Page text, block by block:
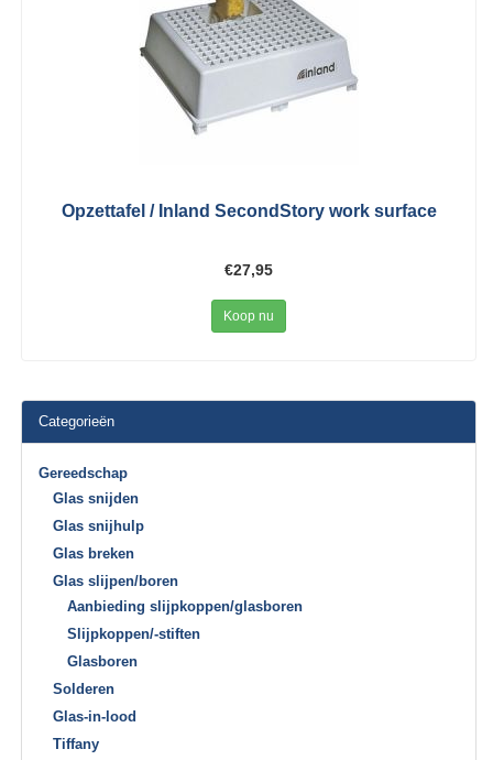
Opzettafel / Inland SecondStory work surface
€27,95
Koop nu
Categorieën
Gereedschap
Glas snijden
Glas snijhulp
Glas breken
Glas slijpen/boren
Aanbieding slijpkoppen/glasboren
Slijpkoppen/-stiften
Glasboren
Solderen
Glas-in-lood
Tiffany